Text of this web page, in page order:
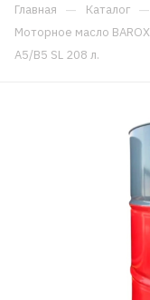
Главная — Каталог —
Моторное масло BAROX
A5/B5 SL 208 л.